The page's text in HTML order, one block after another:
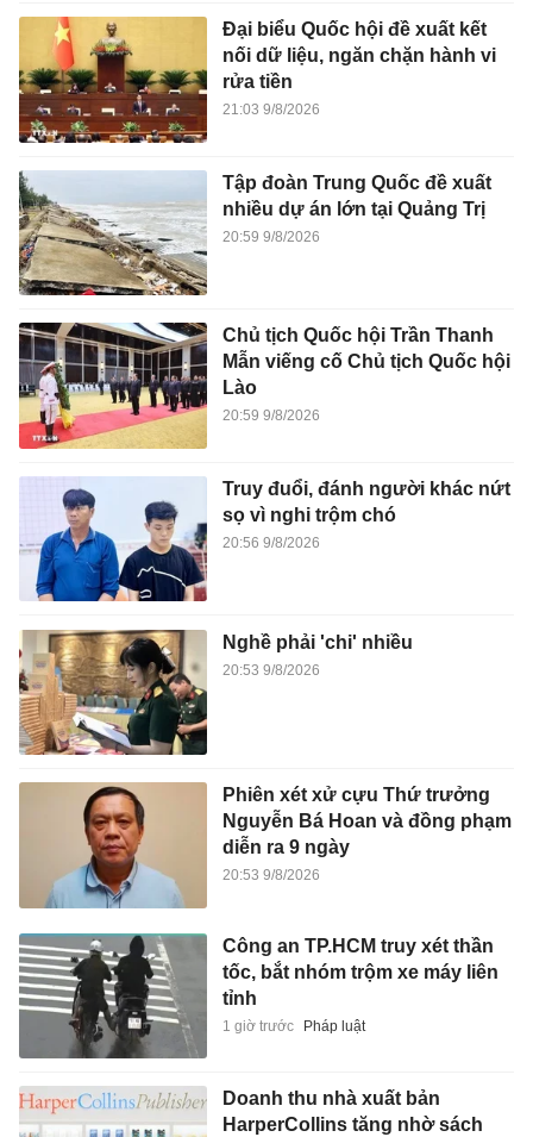
Đại biểu Quốc hội đề xuất kết
nối dữ liệu, ngăn chặn hành vi
rửa tiền
21:03 9/8/2026
Tập đoàn Trung Quốc đề xuất
nhiều dự án lớn tại Quảng Trị
20:59 9/8/2026
Chủ tịch Quốc hội Trần Thanh
Mẫn viếng cố Chủ tịch Quốc hội
Lào
20:59 9/8/2026
Truy đuổi, đánh người khác nứt
sọ vì nghi trộm chó
20:56 9/8/2026
Nghề phải 'chi' nhiều
20:53 9/8/2026
Phiên xét xử cựu Thứ trưởng
Nguyễn Bá Hoan và đồng phạm
diễn ra 9 ngày
20:53 9/8/2026
Công an TP.HCM truy xét thần
tốc, bắt nhóm trộm xe máy liên
tỉnh
1 giờ trước Pháp luật
Doanh thu nhà xuất bản
HarperCollins tăng nhờ sách